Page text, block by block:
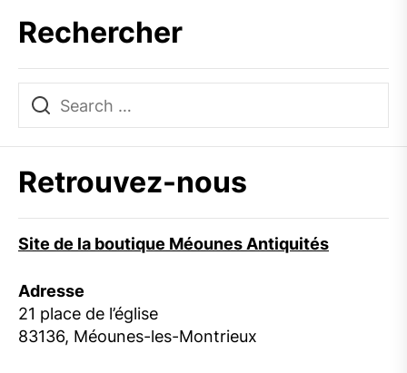
Rechercher
Retrouvez-nous
Site de la boutique Méounes Antiquités
Adresse
21 place de l’église
83136, Méounes-les-Montrieux